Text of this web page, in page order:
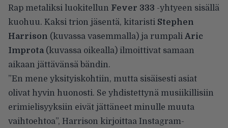
Rap metaliksi luokitellun Fever 333 -yhtyeen sisällä
kuohuu. Kaksi trion jäsentä, kitaristi Stephen
Harrison (kuvassa vasemmalla) ja rumpali Aric
Improta(kuvassa oikealla) ilmoittivat samaan
aikaan jättävänsä bändin.
”En mene yksityiskohtiin, mutta sisäisesti asiat
olivat hyvin huonosti. Se yhdistettynä musiikillisiin
erimielisyyksiin eivät jättäneet minulle muuta
vaihtoehtoa”, Harrison kirjoittaa Instagram-